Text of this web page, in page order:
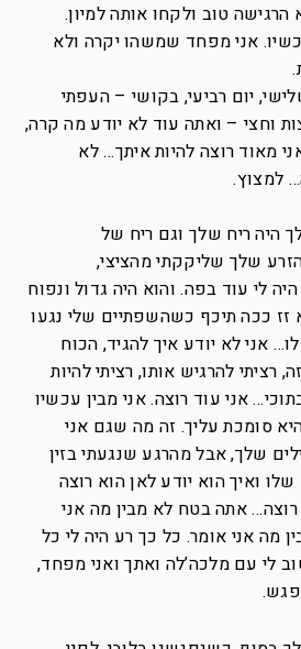
טוב ולקחו אותה למיון.
אני מפחד שמשהו יקרה ולא
יום רביעי, בקושי – העפתי
וחצי – ואתה עוד לא יודע מה קרה,
מאוד רוצה להיות איתך… לא
למצוץ.
היה ריח שלך וגם ריח של
שלך שליקקתי מהציצי,
לי עוד בפה. והוא היה גדול ונפוח
זז ככה תיכף כשהשפתיים שלי נגעו
אני לא יודע איך להגיד, הכוח
רציתי להרגיש אותו, רציתי להיות
אני עוד רוצה. אני מבין עכשיו
סומכת עליך. זה מה שגם אני
שלך, אבל מהרגע שנגעתי בזין
ואיך הוא יודע לאן הוא רוצה
אתה בטח לא מבין מה אני
מה אני אומר. כל כך רע היה לי כל
לי עם מלכה’לה ואתך ואני מפחד,